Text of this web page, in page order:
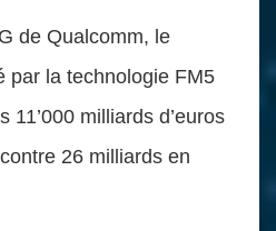
de Qualcomm, le
par la technologie FM5
11’000 milliards d’euros
26 milliards en